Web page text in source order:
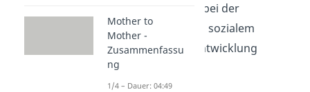
wichtige Rolle bei der
Förderung von sozialem
Wandel und Entwicklung
Mother to
Mother -
Zusammenfassu
ng
1/4 – Dauer: 04:49